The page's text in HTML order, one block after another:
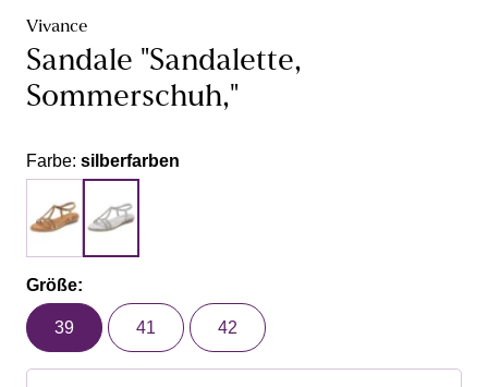
Vivance
Sandale "Sandalette,
Sommerschuh,"
Farbe: silberfarben
Größe:
39 41 42